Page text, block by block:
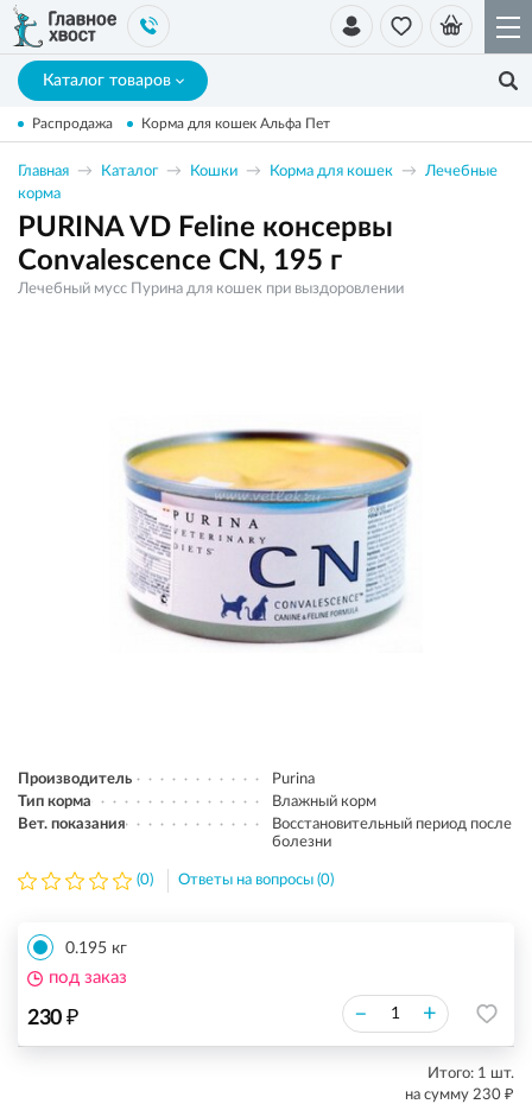
Каталог товаров
Распродажа Корма для кошек Альфа Пет
Главная Каталог Кошки Корма для кошек
Лечебные
корма
PURINA VD Feline консервы
Convalescence CN, 195 г
Лечебный мусс Пурина для кошек при выздоровлении
Производитель
Purina
Тип корма
Влажный корм
Вет. показания
Восстановительный период после
болезни
(0) Ответы на вопросы (0)
0.195 кг
230 ₽ – +
под заказ
Итого: 1 шт.
на сумму 230 ₽